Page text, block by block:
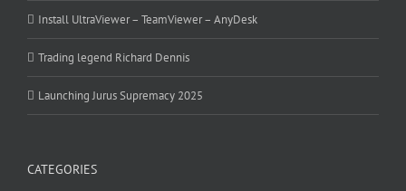
Install UltraViewer – TeamViewer – AnyDesk
Trading legend Richard Dennis
Launching Jurus Supremacy 2025
CATEGORIES